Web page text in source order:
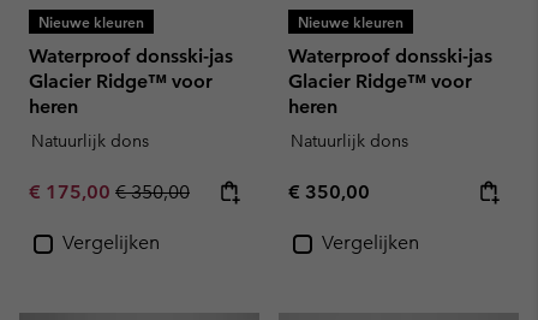
Nieuwe kleuren
Waterproof donsski-jas
Glacier Ridge™ voor
heren
Natuurlijk dons
Sale price:
€ 175,00 Regular price:
€ 350,00
Vergelijken
Nieuwe kleuren
Waterproof donsski-jas
Glacier Ridge™ voor
heren
Natuurlijk dons
Regular price:
€ 350,00
Vergelijken